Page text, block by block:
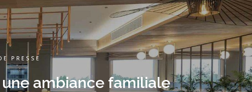
PRESSE
ambiance familiale